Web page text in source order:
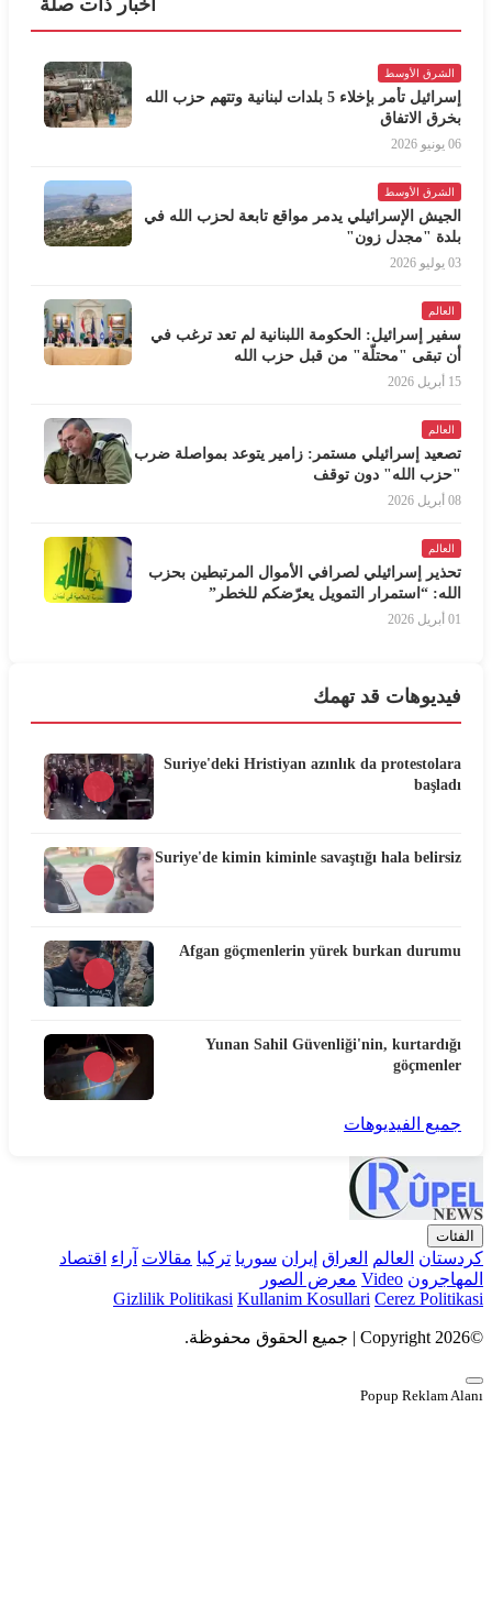
أخبار ذات صلة
الشرق الأوسط
إسرائيل تأمر بإخلاء 5 بلدات لبنانية وتتهم حزب الله
بخرق الاتفاق
06 يونيو 2026
الشرق الأوسط
الجيش الإسرائيلي يدمر مواقع تابعة لحزب الله في
بلدة "مجدل زون"
03 يوليو 2026
العالم
سفير إسرائيل: الحكومة اللبنانية لم تعد ترغب في
أن تبقى "محتلّة" من قبل حزب الله
15 أبريل 2026
العالم
تصعيد إسرائيلي مستمر: زامير يتوعد بمواصلة ضرب
"حزب الله" دون توقف
08 أبريل 2026
العالم
تحذير إسرائيلي لصرافي الأموال المرتبطين بحزب
الله: “استمرار التمويل يعرّضكم للخطر”
01 أبريل 2026
فيديوهات قد تهمك
Suriye'deki Hristiyan azınlık da protestolara
başladı
Suriye'de kimin kiminle savaştığı hala belirsiz
Afgan göçmenlerin yürek burkan durumu
Yunan Sahil Güvenliği'nin, kurtardığı
göçmenler
جميع الفيديوهات
الفئات
كردستان العالم العراق إيران سوريا تركيا مقالات آراء اقتصاد
المهاجرون Video معرض الصور
Gizlilik Politikasi Kullanim Kosullari Cerez Politikasi
©Copyright 2026 | جميع الحقوق محفوظة.
Popup Reklam Alanı